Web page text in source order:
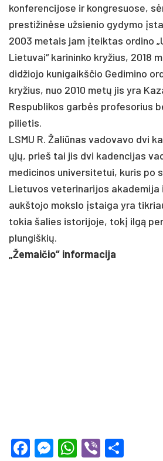
konferencijose ir kongresuose,
prestižinėse užsienio gydymo
2003 metais jam įteiktas ordino
Lietuvai“ karininko kryžius, 2018
didžiojo kunigaikščio Gedimino
kryžius, nuo 2010 metų jis yra
Respublikos garbės profesorius
pilietis.
LSMU R. Žaliūnas vadovavo dvi
ųjų, prieš tai jis dvi kadencijas
medicinos universitetui, kuris po
Lietuvos veterinarijos akademija
aukštojo mokslo įstaiga yra
tokia šalies istorijoje, tokį ilgą
plungiškių.
„Žemaičio“ informacija
Facebook
Messenger
WhatsApp
Viber